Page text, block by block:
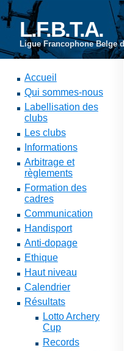
L.F.B.T.A.
Ligue Francophone Belge
Accueil
Qui sommes-nous
Labellisation des
clubs
Les clubs
Informations
Arbitrage et
règlements
Formation des
cadres
Communication
Handisport
Anti-dopage
Ethique
Haut niveau
Calendrier
Résultats
Lotto Archery
Cup
Records